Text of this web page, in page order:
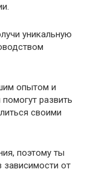
уникальную
опытом и
развить
своими
поэтому ты
от